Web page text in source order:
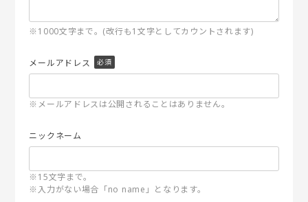
※1000文字まで。(改行も1文字としてカウントされます)
メールアドレス
※メールアドレスは公開されることはありません。
ニックネーム
※15文字まで。
※入力がない場合「no name」となります。